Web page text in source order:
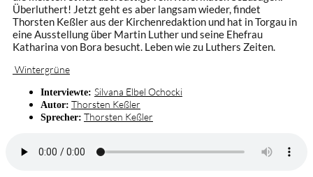
Überluthert! Jetzt geht es aber langsam wieder, findet
Thorsten Keßler aus der Kirchenredaktion und hat in Torgau in
eine Ausstellung über Martin Luther und seine Ehefrau
Katharina von Bora besucht. Leben wie zu Luthers Zeiten.
Wintergrüne
Interviewte: Silvana Elbel Ochocki
Autor: Thorsten Keßler
Sprecher: Thorsten Keßler